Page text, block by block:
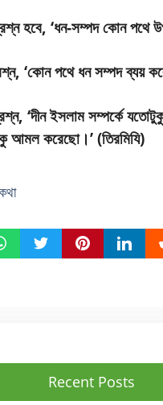
হবে, ‘ধন-সম্পদ কোন পথে
‘কোন পথে ধন সম্পদ ব্যয়
‘দীন ইসলাম সম্পর্কে
আমল করেছো।’ (তিরমিযি)
Recent Posts